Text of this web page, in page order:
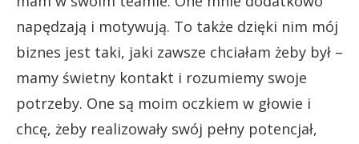
napędzają i motywują. To także dzięki nim mój
biznes jest taki, jaki zawsze chciałam żeby był –
mamy świetny kontakt i rozumiemy swoje
potrzeby. One są moim oczkiem w głowie i
chcę, żeby realizowały swój pełny potencjał,